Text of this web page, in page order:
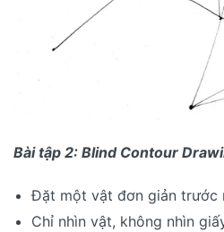
Bài tập 2: Blind Contour
Đặt một vật đơn giản trước
Chỉ nhìn vật, không nhìn